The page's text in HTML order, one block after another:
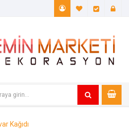
A. Listem
Kağıdı